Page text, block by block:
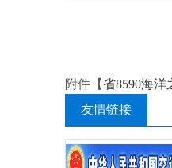
附件【省8590海洋
友情链接